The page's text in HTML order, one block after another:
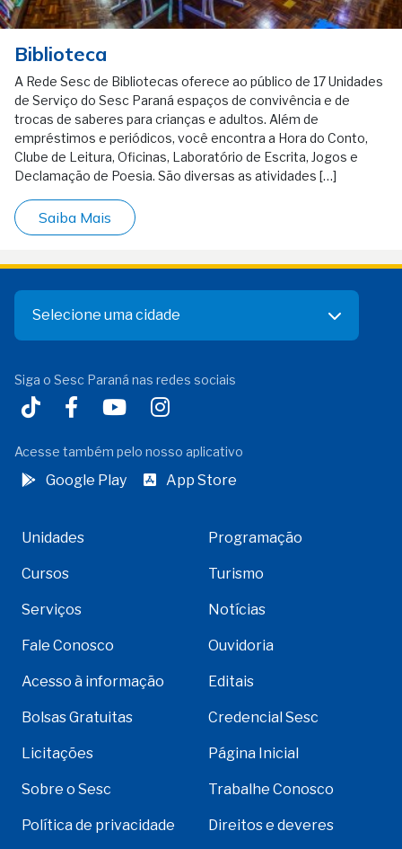
Biblioteca
A Rede Sesc de Bibliotecas oferece ao público de 17 Unidades
de Serviço do Sesc Paraná espaços de convivência e de
trocas de saberes para crianças e adultos. Além de
empréstimos e periódicos, você encontra a Hora do Conto,
Clube de Leitura, Oficinas, Laboratório de Escrita, Jogos e
Declamação de Poesia. São diversas as atividades […]
Saiba Mais
Selecione uma cidade
Siga o Sesc Paraná nas redes sociais
Acesse também pelo nosso aplicativo
Google Play App Store
Unidades Programação
Cursos Turismo
Serviços Notícias
Fale Conosco Ouvidoria
Acesso à informação Editais
Bolsas Gratuitas Credencial Sesc
Licitações Página Inicial
Sobre o Sesc Trabalhe Conosco
Política de privacidade Direitos e deveres